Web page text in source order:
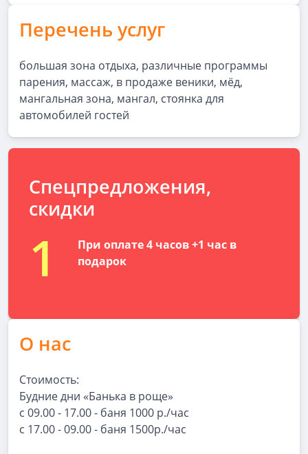
Перечень услуг
большая зона отдыха, различные программы
парения, массаж, в продаже веники, мёд,
мангальная зона, мангал, стоянка для
автомобилей гостей
Спецпредложения,
скидки
1
При оплате 4 часов +1 час в
подарок
О нас
Стоимость:
Будние дни «Банька в роще»
с 09.00 - 17.00 - баня 1000 р./час
с 17.00 - 09.00 - баня 1500р./час